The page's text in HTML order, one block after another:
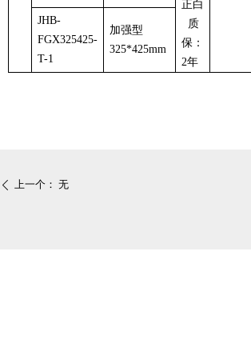
正白
质
保：
2年
JHB-
FGX325425-
T-1
加强型
325*425mm
ꄴ 上一个： 无